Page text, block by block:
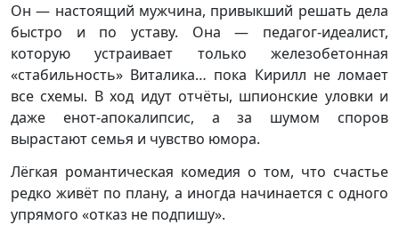
Он — настоящий мужчина, привыкший решать дела
быстро и по уставу. Она — педагог-идеалист,
которую устраивает только железобетонная
«стабильность» Виталика… пока Кирилл не ломает
все схемы. В ход идут отчёты, шпионские уловки и
даже енот-апокалипсис, а за шумом споров
вырастают семья и чувство юмора.
Лёгкая романтическая комедия о том, что счастье
редко живёт по плану, а иногда начинается с одного
упрямого «отказ не подпишу».